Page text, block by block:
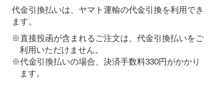
代金引換払いは、ヤマト運輸の代金引換を利用でき
ます。
※直接投函が含まれるご注文は、代金引換払いをご
利用いただけません。
※代金引換払いの場合、決済手数料330円がかかり
ます。